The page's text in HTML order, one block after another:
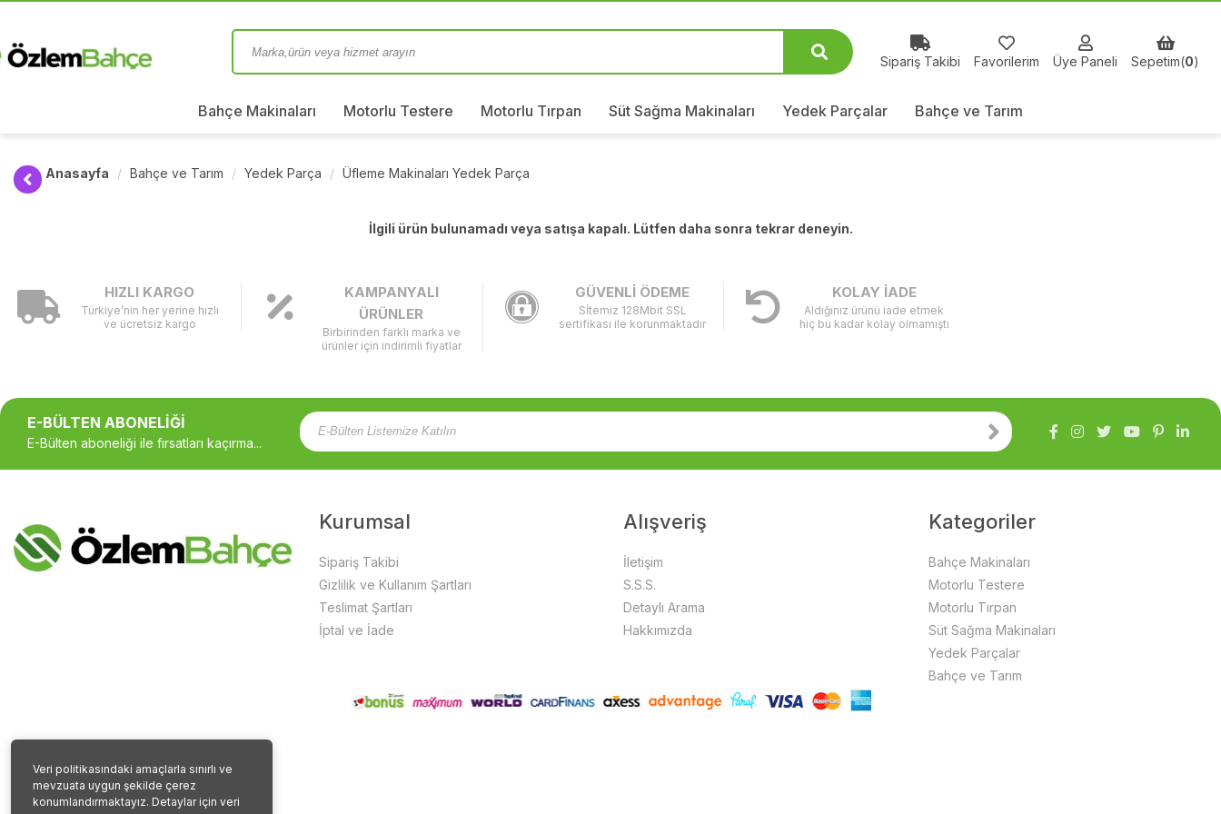
Veri politikasındaki amaçlarla sınırlı ve
mevzuata uygun şekilde çerez
konumlandırmaktayız. Detaylar için veri
Sipariş Takibi Favorilerim Üye Paneli Sepetim(0)
Bahçe Makinaları Motorlu Testere Motorlu Tırpan Süt Sağma Makinaları Yedek Parçalar Bahçe ve Tarım
Anasayfa Bahçe ve Tarım Yedek Parça Üfleme Makinaları Yedek Parça
İlgili ürün bulunamadı veya satışa kapalı. Lütfen daha sonra tekrar deneyin.
HIZLI KARGO
Türkiye’nin her yerine hızlı
ve ücretsiz kargo
KAMPANYALI
ÜRÜNLER
Birbirinden farklı marka ve
ürünler için indirimli fiyatlar
GÜVENLİ ÖDEME
Sİtemiz 128Mbit SSL
sertifikası ile korunmaktadır
KOLAY İADE
Aldığınız ürünü iade etmek
hiç bu kadar kolay olmamıştı
E-BÜLTEN ABONELİĞİ
E-Bülten aboneliği ile fırsatları kaçırma...
Kurumsal
Sipariş Takibi
Gizlilik ve Kullanım Şartları
Teslimat Şartları
İptal ve İade
Alışveriş
İletişim
S.S.S.
Detaylı Arama
Hakkımızda
Kategoriler
Bahçe Makinaları
Motorlu Testere
Motorlu Tırpan
Süt Sağma Makinaları
Yedek Parçalar
Bahçe ve Tarım